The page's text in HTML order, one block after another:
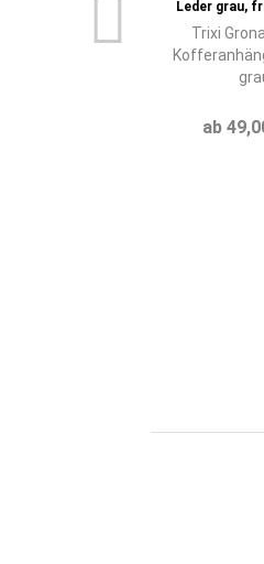
Trixi
ab